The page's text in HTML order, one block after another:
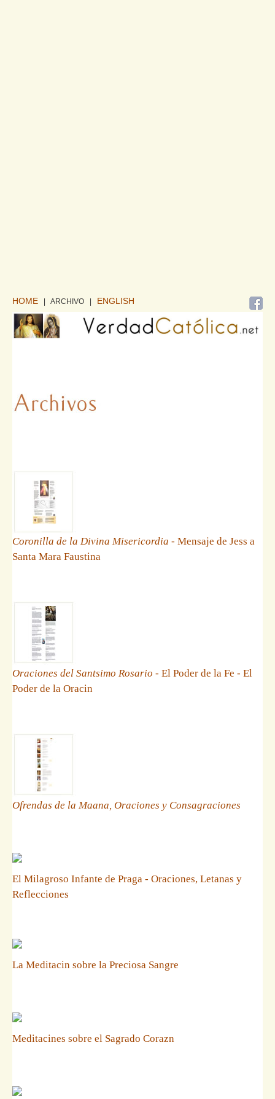
HOME | ARCHIVO ENGLISH
Coronilla de la Divina Misericordia - Mensaje de Jess a
Santa Mara Faustina
Oraciones del Santsimo Rosario - El Poder de la Fe - El
Poder de la Oracin
Ofrendas de la Maana, Oraciones y Consagraciones
El Milagroso Infante de Praga - Oraciones, Letanas y
Reflecciones
La Meditacin sobre la Preciosa Sangre
Meditacines sobre el Sagrado Corazn